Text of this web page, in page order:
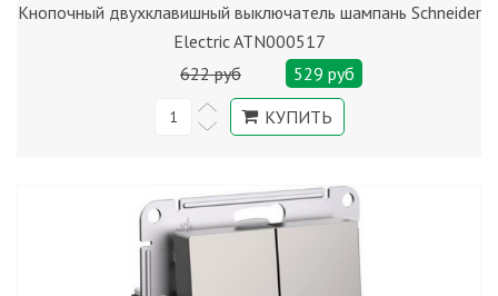
Кнопочный двухклавишный выключатель шампань Schneider
Electric ATN000517
622 руб
529 руб